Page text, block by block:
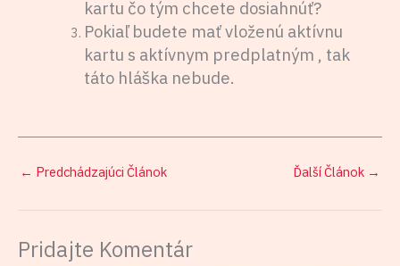
kartu čo tým chcete dosiahnúť?
Pokiaľ budete mať vloženú aktívnu
kartu s aktívnym predplatným , tak
táto hláška nebude.
← Predchádzajúci Článok Ďalší Článok →
Pridajte Komentár